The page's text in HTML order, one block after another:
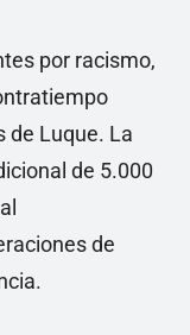
por racismo,
de Luque. La
de 5.000
de